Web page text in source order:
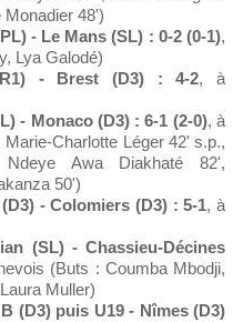
Monadier 48')
- Le Mans (SL) : 0-2 (0-1),
Lya Galodé)
- Brest (D3) : 4-2, à
- Monaco (D3) : 6-1 (2-0), à
Charlotte Léger 42' s.p.,
Awa Diakhaté 82',
50')
- Colomiers (D3) : 5-1, à
(SL) - Chassieu-Décines
(Buts : Coumba Mbodji,
Muller)
(D3) puis U19 - Nîmes (D3)